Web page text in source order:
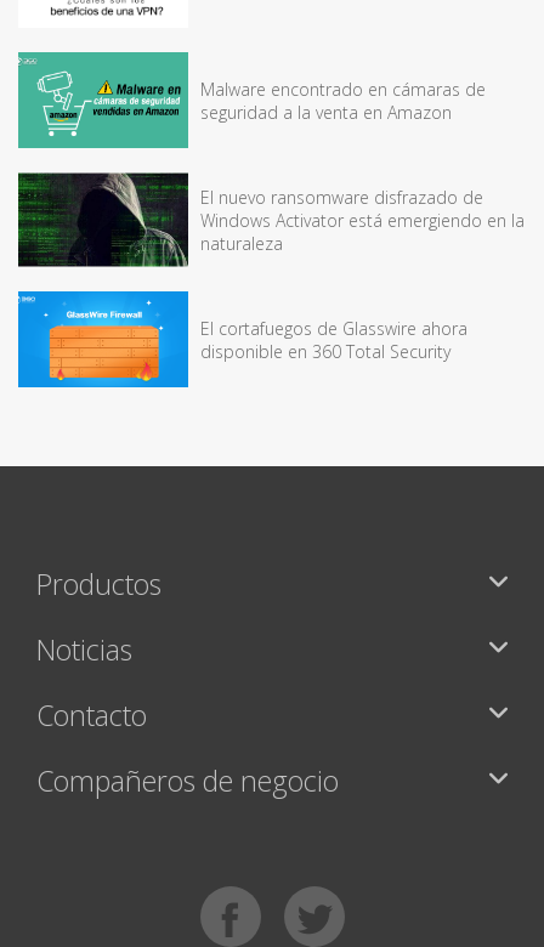
Malware encontrado en cámaras de
seguridad a la venta en Amazon
El nuevo ransomware disfrazado de
Windows Activator está emergiendo en la
naturaleza
El cortafuegos de Glasswire ahora
disponible en 360 Total Security
Productos
Noticias
Contacto
Compañeros de negocio